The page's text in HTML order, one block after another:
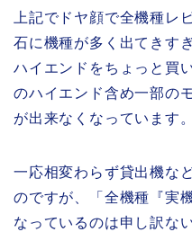
上記でドヤ顔で全機種レ
石に機種が多く出てきす
ハイエンドをちょっと買
のハイエンド含め一部の
が出来なくなっています。
一応相変わらず貸出機な
のですが、「全機種『実
なっているのは申し訳な